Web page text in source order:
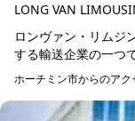
LONG VAN
ロンヴァン・リムジ
する輸送企業の一つ
います。お客様に完
リムジンは最高品質
ホーチミン市からのアク